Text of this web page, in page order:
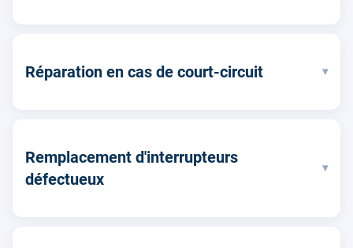
Réparation en cas de court-circuit ▾
Remplacement d'interrupteurs
défectueux
▾